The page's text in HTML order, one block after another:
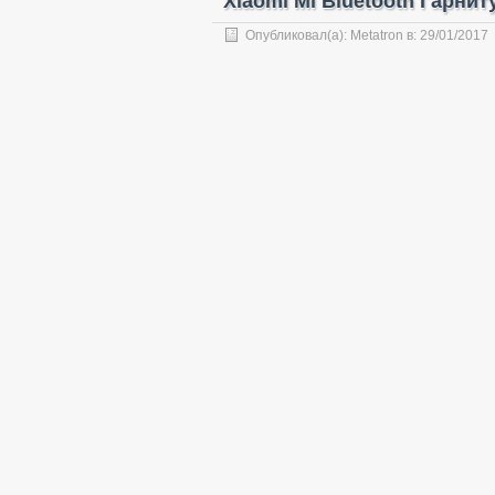
Опубликовал(а): Metatron в: 29/01/2017